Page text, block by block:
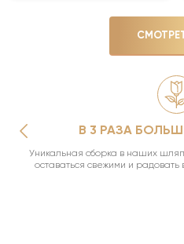
В 3 РАЗА
Уникальная сборка в наших
оставаться свежими и